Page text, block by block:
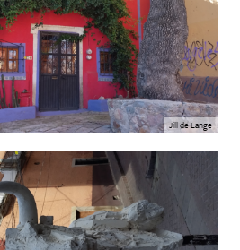
Jill de Lange